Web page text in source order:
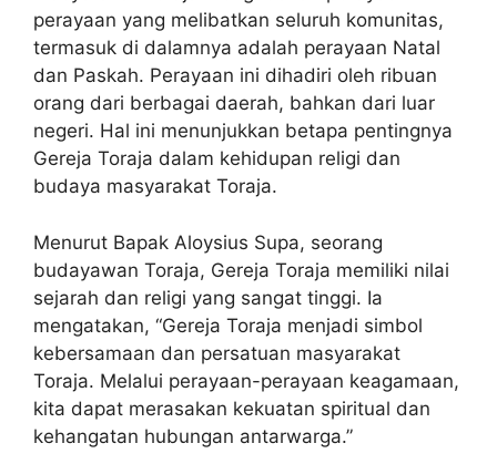
perayaan yang melibatkan seluruh komunitas,
termasuk di dalamnya adalah perayaan Natal
dan Paskah. Perayaan ini dihadiri oleh ribuan
orang dari berbagai daerah, bahkan dari luar
negeri. Hal ini menunjukkan betapa pentingnya
Gereja Toraja dalam kehidupan religi dan
budaya masyarakat Toraja.
Menurut Bapak Aloysius Supa, seorang
budayawan Toraja, Gereja Toraja memiliki nilai
sejarah dan religi yang sangat tinggi. Ia
mengatakan, “Gereja Toraja menjadi simbol
kebersamaan dan persatuan masyarakat
Toraja. Melalui perayaan-perayaan keagamaan,
kita dapat merasakan kekuatan spiritual dan
kehangatan hubungan antarwarga.”